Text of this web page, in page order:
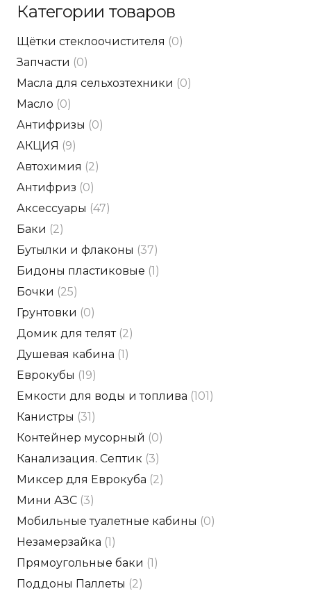
Категории товаров
Щётки стеклоочистителя (0)
Запчасти (0)
Масла для сельхозтехники (0)
Масло (0)
Антифризы (0)
АКЦИЯ (9)
Автохимия (2)
Антифриз (0)
Аксессуары (47)
Баки (2)
Бутылки и флаконы (37)
Бидоны пластиковые (1)
Бочки (25)
Грунтовки (0)
Домик для телят (2)
Душевая кабина (1)
Еврокубы (19)
Емкости для воды и топлива (101)
Канистры (31)
Контейнер мусорный (0)
Канализация. Септик (3)
Миксер для Еврокуба (2)
Мини АЗС (3)
Мобильные туалетные кабины (0)
Незамерзайка (1)
Прямоугольные баки (1)
Поддоны Паллеты (2)